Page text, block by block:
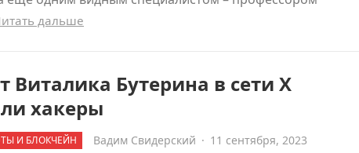
дальше
Виталика Бутерина в сети X
хакеры
И БЛОКЧЕЙН Вадим Свидерский · 11 сентября, 2023